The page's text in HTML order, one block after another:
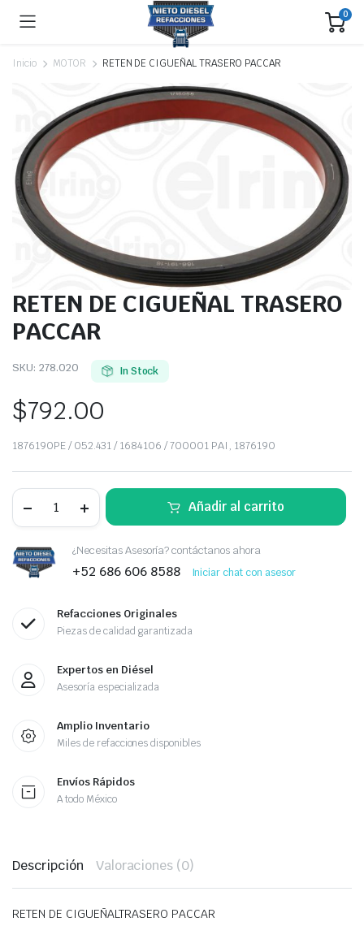
0
Inicio MOTOR RETEN DE CIGUEÑAL TRASERO PACCAR
RETEN DE CIGUEÑAL TRASERO
PACCAR
SKU: 278.020 In Stock
$792.00
1876190PE / 052.431 / 1684106 / 700001 PAI, 1876190
PACCAR
quantity
Añadir al carrito
¿Necesitas Asesoría? contáctanos ahora
+52 686 606 8588 Iniciar chat con asesor
Refacciones Originales
Piezas de calidad garantizada
Expertos en Diésel
Asesoría especializada
Amplio Inventario
Miles de refacciones disponibles
Envíos Rápidos
A todo México
Descripción Valoraciones (0)
RETEN DE CIGUEÑALTRASERO PACCAR